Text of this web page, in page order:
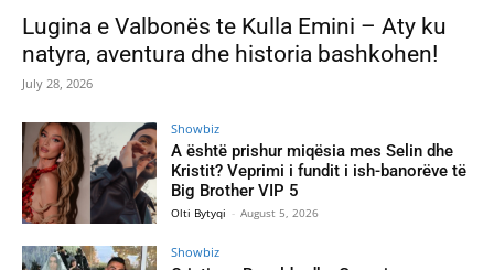
Lugina e Valbonës te Kulla Emini – Aty ku
natyra, aventura dhe historia bashkohen!
July 28, 2026
Showbiz
A është prishur miqësia mes Selin dhe
Kristit? Veprimi i fundit i ish-banorëve të
Big Brother VIP 5
Olti Bytyqi - August 5, 2026
Showbiz